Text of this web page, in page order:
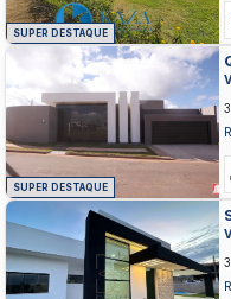
SUPER DESTAQUE
SUPER DESTAQUE